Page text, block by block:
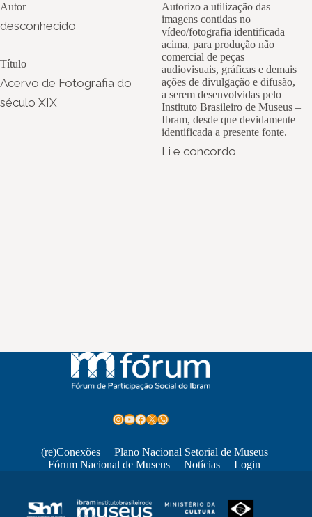
Autor
desconhecido
Título
Acervo de Fotografia do
século XIX
Autorizo a utilização das
imagens contidas no
vídeo/fotografia identificada
acima, para produção não
comercial de peças
audiovisuais, gráficas e demais
ações de divulgação e difusão,
a serem desenvolvidas pelo
Instituto Brasileiro de Museus –
Ibram, desde que devidamente
identificada a presente fonte.
Li e concordo
Instagram
Youtube
Facebook
X WhatsApp
(re)Conexões
Plano Nacional Setorial de Museus
Fórum Nacional de Museus
Notícias Login